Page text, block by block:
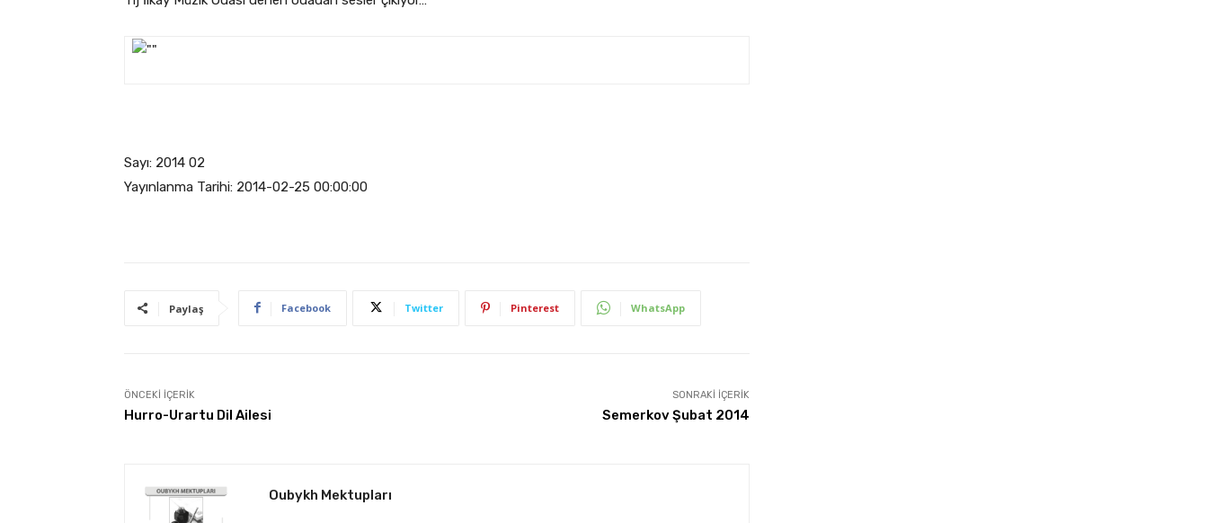
Sayı: 2014 02
Yayınlanma Tarihi: 2014-02-25 00:00:00
Paylaş Facebook Twitter Pinterest WhatsApp
ÖNCEKI İÇERIK
Hurro-Urartu Dil Ailesi
SONRAKI İÇERIK
Semerkov Şubat 2014
Oubykh Mektupları